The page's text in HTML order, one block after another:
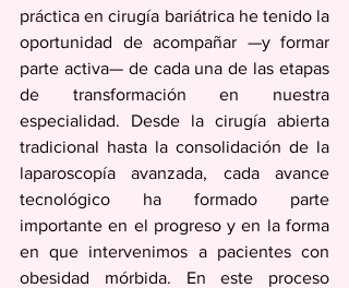
práctica en cirugía bariátrica he tenido la
oportunidad de acompañar —y formar
parte activa— de cada una de las etapas
de transformación en nuestra
especialidad. Desde la cirugía abierta
tradicional hasta la consolidación de la
laparoscopía avanzada, cada avance
tecnológico ha formado parte
importante en el progreso y en la forma
en que intervenimos a pacientes con
obesidad mórbida. En este proceso